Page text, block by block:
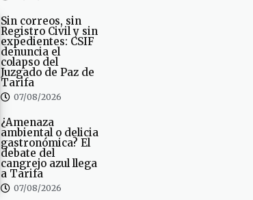
Sin correos, sin
Registro Civil y sin
expedientes: CSIF
denuncia el
colapso del
Juzgado de Paz de
Tarifa
07/08/2026
¿Amenaza
ambiental o delicia
gastronómica? El
debate del
cangrejo azul llega
a Tarifa
07/08/2026